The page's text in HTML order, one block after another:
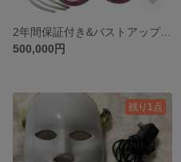
2年間保証付き&バストアップ機器
500,000円
残り1点